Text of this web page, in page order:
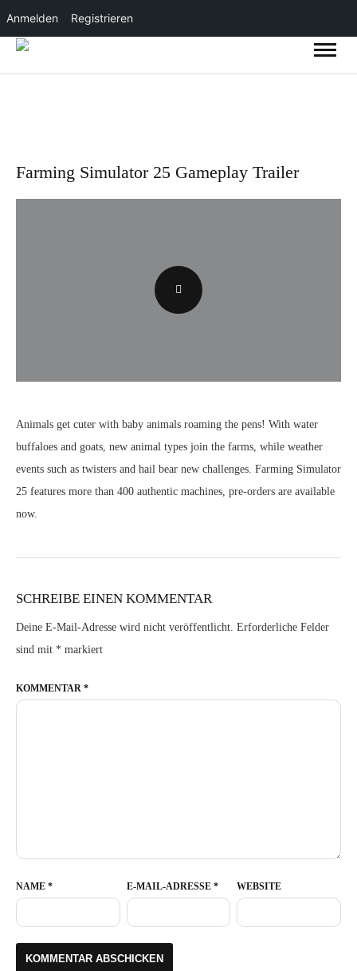
Anmelden Registrieren
Farming Simulator 25 Gameplay Trailer
Animals get cuter with baby animals roaming the pens! With water
buffaloes and goats, new animal types join the farms, while weather
events such as twisters and hail bear new challenges. Farming Simulator
25 features more than 400 authentic machines, pre-orders are available
now.
SCHREIBE EINEN KOMMENTAR
Deine E-Mail-Adresse wird nicht veröffentlicht. Erforderliche Felder
sind mit * markiert
KOMMENTAR *
NAME * E-MAIL-ADRESSE * WEBSITE